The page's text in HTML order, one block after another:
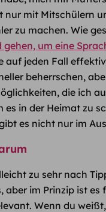
nur mit Mitschülern
zu machen. Wie
gehen, um eine
auf jeden Fall
beherrschen,
die ich
es in der Heimat zu
es nicht nur im
zu sehr nach
aber im Prinzip ist es
Wenn du